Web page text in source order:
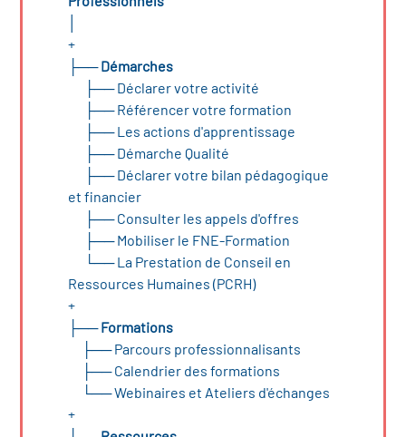
+
├──Démarches
├──Déclarer votre activité
├──Référencer votre formation
├──Les actions d'apprentissage
├──Démarche Qualité
├──Déclarer votre bilan pédagogique
et financier
├──Consulter les appels d'offres
├──Mobiliser le FNE-Formation
└──La Prestation de Conseil en
Ressources Humaines (PCRH)
+
├──Formations
├──Parcours professionnalisants
├──Calendrier des formations
└──Webinaires et Ateliers d'échanges
+